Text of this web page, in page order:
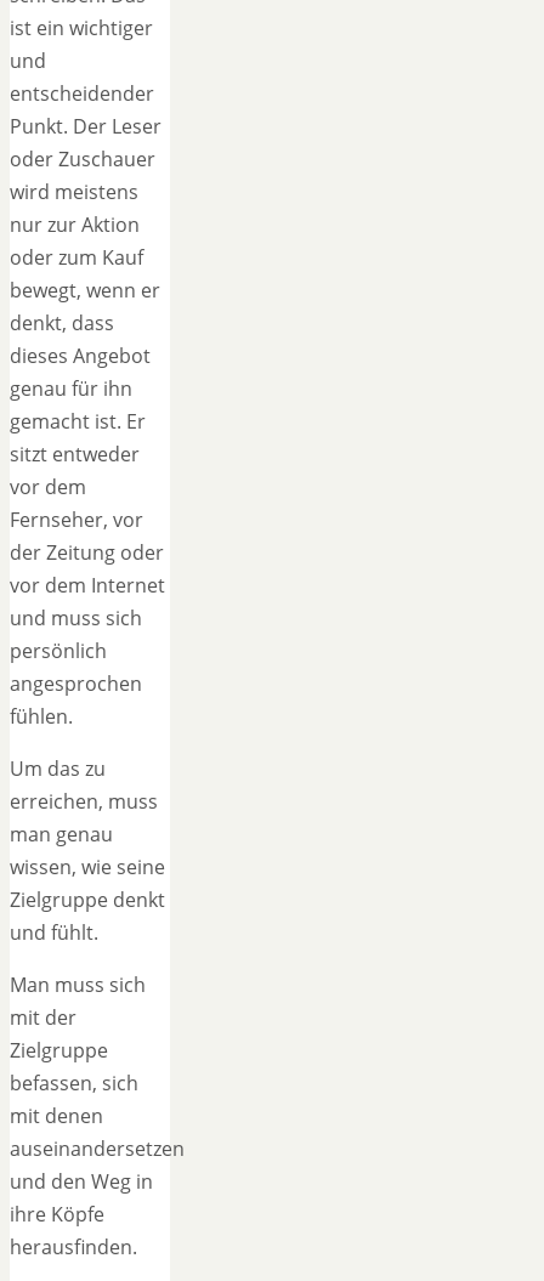
ist ein wichtiger
und
entscheidender
Punkt. Der Leser
oder Zuschauer
wird meistens
nur zur Aktion
oder zum Kauf
bewegt, wenn er
denkt, dass
dieses Angebot
genau für ihn
gemacht ist. Er
sitzt entweder
vor dem
Fernseher, vor
der Zeitung oder
vor dem Internet
und muss sich
persönlich
angesprochen
fühlen.
Um das zu
erreichen, muss
man genau
wissen, wie seine
Zielgruppe denkt
und fühlt.
Man muss sich
mit der
Zielgruppe
befassen, sich
mit denen
auseinandersetzen
und den Weg in
ihre Köpfe
herausfinden.